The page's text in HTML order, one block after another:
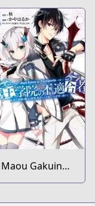
Maou Gakuin
no